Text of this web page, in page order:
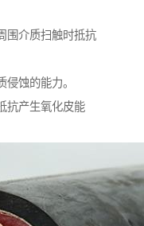
围介质扫触时抵抗
蚀的能力。
抗产生氧化皮能